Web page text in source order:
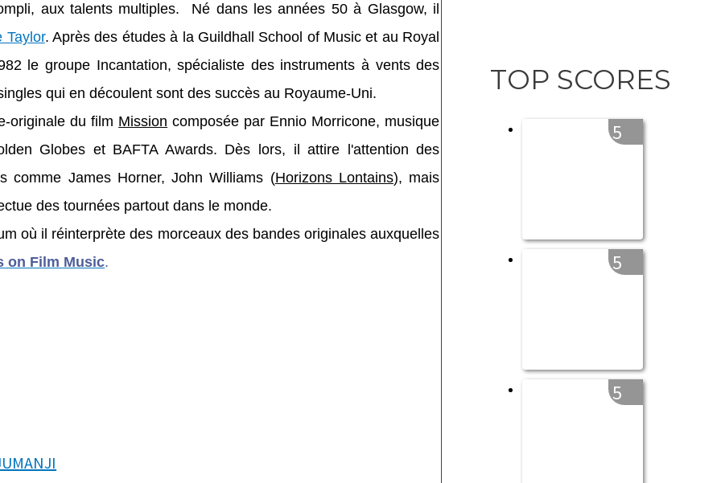
aux talents multiples. Né dans les années 50 à Glasgow, il
Taylor. Après des études à la Guildhall School of Music et au Royal
le groupe Incantation, spécialiste des instruments à vents des
qui en découlent sont des succès au Royaume-Uni.
originale du film Mission composée par Ennio Morricone, musique
Globes et BAFTA Awards. Dès lors, il attire l'attention des
comme James Horner, John Williams (Horizons Lontains), mais
des tournées partout dans le monde.
où il réinterprète des morceaux des bandes originales auxquelles
on Film Music.
TOP SCORES
5
5
5